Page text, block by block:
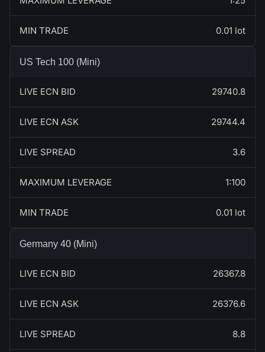
MIN TRADE 0.01 lot
US Tech 100 (Mini)
LIVE ECN BID 29740.8
LIVE ECN ASK 29744.4
LIVE SPREAD 3.6
MAXIMUM LEVERAGE 1:100
MIN TRADE 0.01 lot
Germany 40 (Mini)
LIVE ECN BID 26367.8
LIVE ECN ASK 26376.6
LIVE SPREAD 8.8